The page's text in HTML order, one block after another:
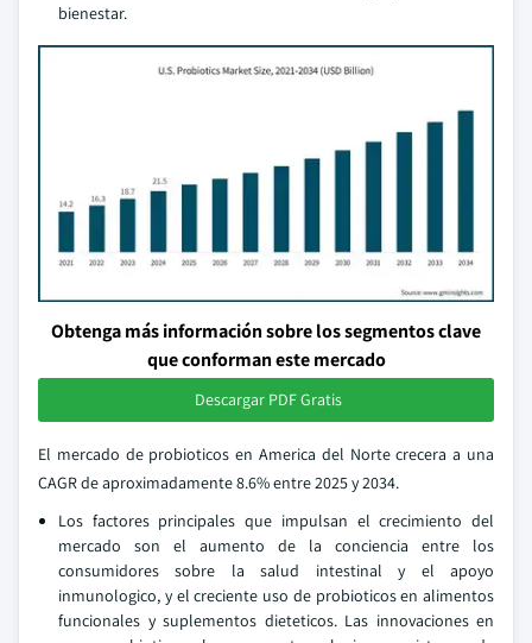
bienestar.
Obtenga más información sobre los segmentos clave
que conforman este mercado
Descargar PDF Gratis
El mercado de probioticos en America del Norte crecera a una
CAGR de aproximadamente 8.6% entre 2025 y 2034.
Los factores principales que impulsan el crecimiento del
mercado son el aumento de la conciencia entre los
consumidores sobre la salud intestinal y el apoyo
inmunologico, y el creciente uso de probioticos en alimentos
funcionales y suplementos dieteticos. Las innovaciones en